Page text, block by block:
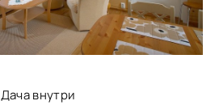
Дача внутри